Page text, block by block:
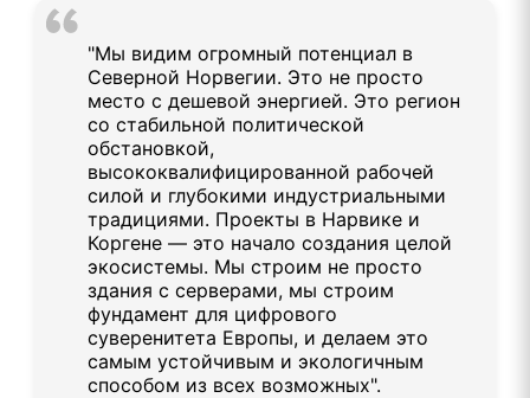
"Мы видим огромный потенциал в
Северной Норвегии. Это не просто
место с дешевой энергией. Это регион
со стабильной политической
обстановкой,
высококвалифицированной рабочей
силой и глубокими индустриальными
традициями. Проекты в Нарвике и
Коргене — это начало создания целой
экосистемы. Мы строим не просто
здания с серверами, мы строим
фундамент для цифрового
суверенитета Европы, и делаем это
самым устойчивым и экологичным
способом из всех возможных".